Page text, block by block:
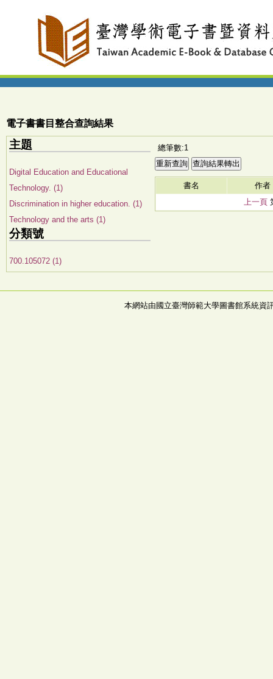
電子書書目整合查詢結果
主題
Digital Education and Educational
Technology. (1)
Discrimination in higher education. (1)
Technology and the arts (1)
分類號
700.105072 (1)
總筆數:1
書名
作者
上一頁
本網站由國立臺灣師範大學圖書館系統資